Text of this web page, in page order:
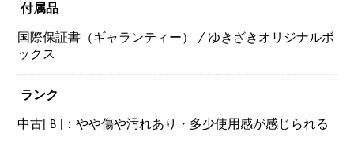
付属品
国際保証書（ギャランティー） / ゆきざきオリジナルボ
ックス
ランク
中古[ B ]：やや傷や汚れあり・多少使用感が感じられる